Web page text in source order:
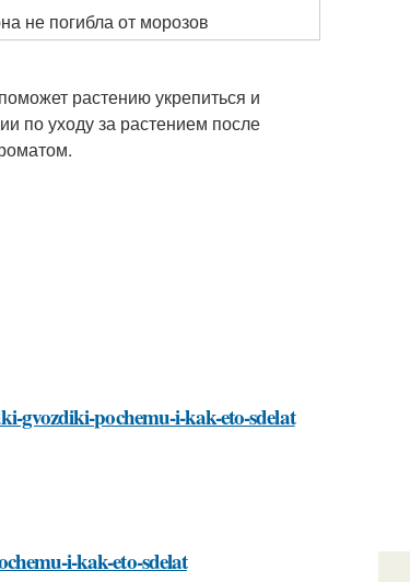
не погибла от морозов
растению укрепиться и
по уходу за растением после
gvozdiki-pochemu-i-kak-eto-sdelat
i-kak-eto-sdelat